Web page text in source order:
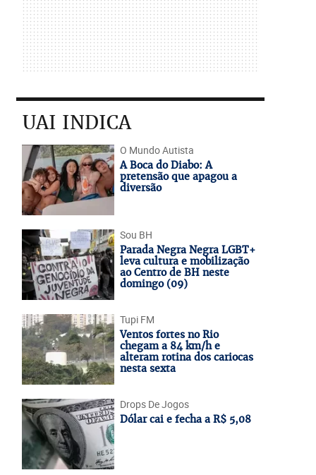
UAI INDICA
O Mundo Autista
A Boca do Diabo: A
pretensão que apagou a
diversão
Sou BH
Parada Negra Negra LGBT+
leva cultura e mobilização
ao Centro de BH neste
domingo (09)
Tupi FM
Ventos fortes no Rio
chegam a 84 km/h e
alteram rotina dos cariocas
nesta sexta
Drops De Jogos
Dólar cai e fecha a R$ 5,08